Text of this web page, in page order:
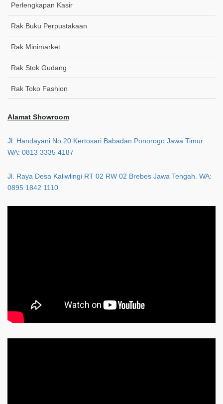
Perlengkapan Kasir
Rak Buku Perpustakaan
Rak Minimarket
Rak Stok Gudang
Rak Toko Fashion
Alamat Showroom
Jl. Handayani No.20 Kertosari Babadan Ponorogo Jawa Timur.
WA: 0813 3335 4187
Jl. Raya Desa Kaliwlingi RT 02 RW 02 Brebes Jawa Tengah. WA:
0895 1842 1110